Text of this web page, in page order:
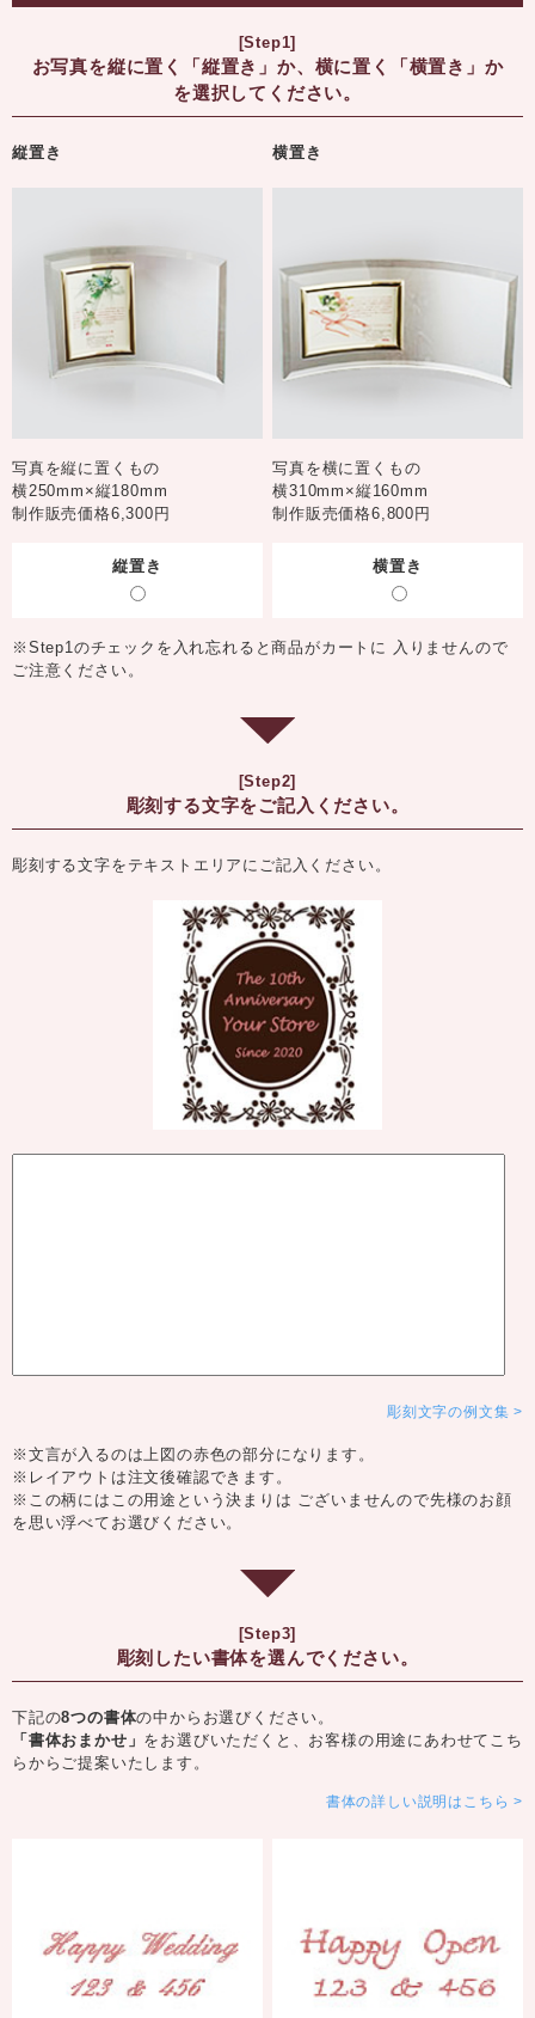
[Step1]
お写真を縦に置く「縦置き」か、横に置く「横置き」か
を選択してください。
縦置き
写真を縦に置くもの
横250mm×縦180mm
制作販売価格6,300円
縦置き
横置き
写真を横に置くもの
横310mm×縦160mm
制作販売価格6,800円
横置き
※Step1のチェックを入れ忘れると商品がカートに 入りませんので
ご注意ください。
[Step2]
彫刻する文字をご記入ください。
彫刻する文字をテキストエリアにご記入ください。
彫刻文字の例文集
※文言が入るのは上図の赤色の部分になります。
※レイアウトは注文後確認できます。
※この柄にはこの用途という決まりは ございませんので先様のお顔
を思い浮べてお選びください。
[Step3]
彫刻したい書体を選んでください。
下記の8つの書体の中からお選びください。
「書体おまかせ」 をお選びいただくと、お客様の用途にあわせてこち
らからご提案いたします。
書体の詳しい説明はこちら